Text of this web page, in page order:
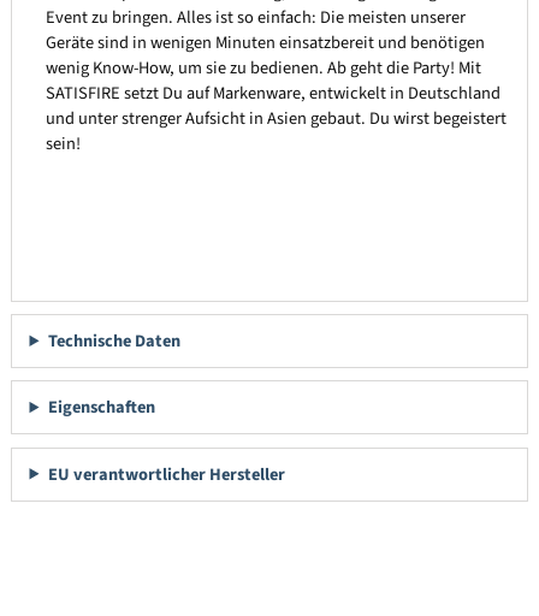
Event zu bringen. Alles ist so einfach: Die meisten unserer
Geräte sind in wenigen Minuten einsatzbereit und benötigen
wenig Know-How, um sie zu bedienen. Ab geht die Party! Mit
SATISFIRE setzt Du auf Markenware, entwickelt in Deutschland
und unter strenger Aufsicht in Asien gebaut. Du wirst begeistert
sein!
Technische Daten
Eigenschaften
EU verantwortlicher Hersteller